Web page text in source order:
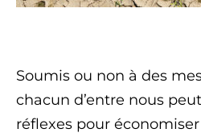
Soumis ou non à des
chacun d’entre nous
réflexes pour économiser